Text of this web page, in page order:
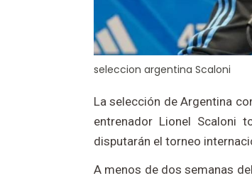
seleccion argentina Scaloni
La selección de Argentina
entrenador Lionel Scaloni
disputarán el torneo
A menos de dos semanas